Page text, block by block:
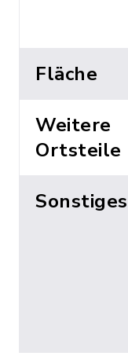
Fläche
Weitere
Ortsteile
Sonstiges